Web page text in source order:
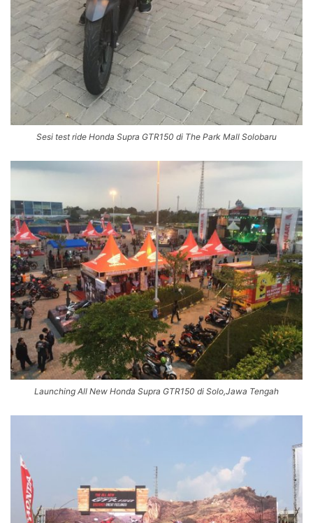
Sesi test ride Honda Supra GTR150 di The Park Mall Solobaru
Launching All New Honda Supra GTR150 di Solo,Jawa Tengah